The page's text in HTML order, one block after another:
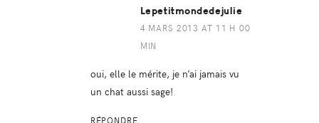
Lepetitmondedejulie
4 MARS 2013 AT 11 H 00
MIN
oui, elle le mérite, je n’ai jamais vu
un chat aussi sage!
RÉPONDRE